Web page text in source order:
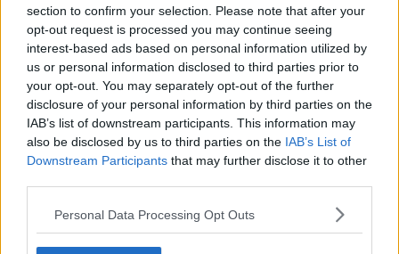
section to confirm your selection. Please note that after your
opt-out request is processed you may continue seeing
interest-based ads based on personal information utilized by
us or personal information disclosed to third parties prior to
your opt-out. You may separately opt-out of the further
disclosure of your personal information by third parties on the
IAB’s list of downstream participants. This information may
also be disclosed by us to third parties on the IAB’s List of
Downstream Participants that may further disclose it to other
Personal Data Processing Opt Outs
RADICOFANI —Sciame sismico nella notte in provincia di Siena.
Quattordici minuti dopo la mezzanotte, i sismografi dell'Ingv hanno
registrato un terremoto di magnitudo 2.2 alla profondità di 5
chilometri nel sottosuolo ed epicentro a Radicofani.
Nel giro di tre ore si sono verificate altre tre scosse, sempre con
epicentro a Radicofani, una a mezzanotte e quaranta di magnitudo
1.6, una alle 1.03 di magnitudo 1.4 e una quarta alle 2.55 di
magnitudo 1.2.
Non si sono verificati danni e non ci sono stati feriti.